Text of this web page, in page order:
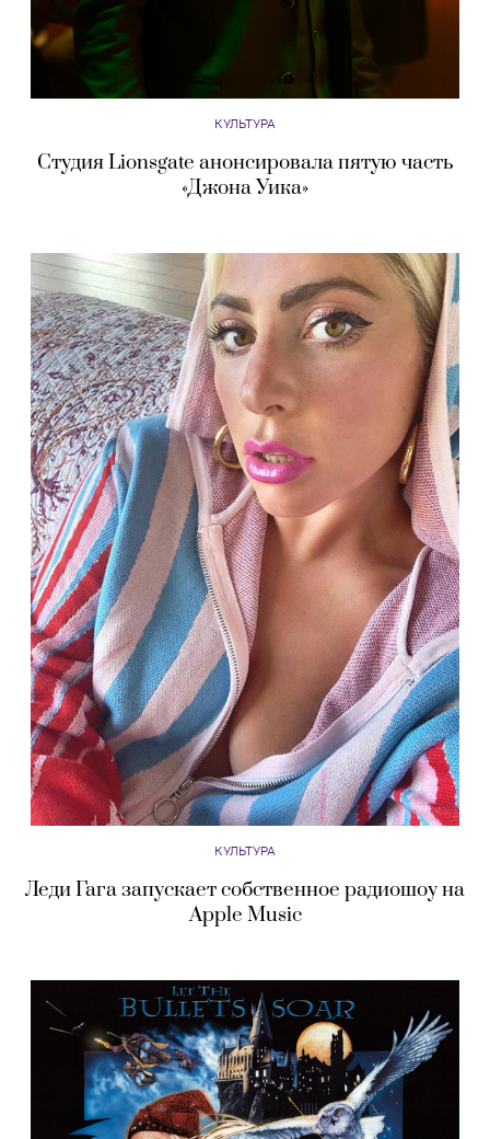
КУЛЬТУРА
Студия Lionsgate анонсировала пятую часть
«Джона Уика»
КУЛЬТУРА
Леди Гага запускает собственное радиошоу на
Apple Music